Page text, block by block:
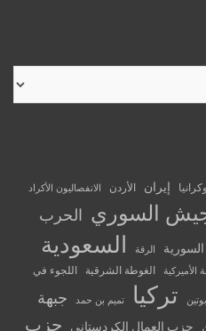
أوكرانيا إيران الأردن الانفصاليون الأكراد
السوري الحرب
الرقة السعودية
الأميركية الغوطة الشرقية اللجوء في
بوتين تركيا تميم بن حمد
جبهة
حزب العمال الكردستاني حزب